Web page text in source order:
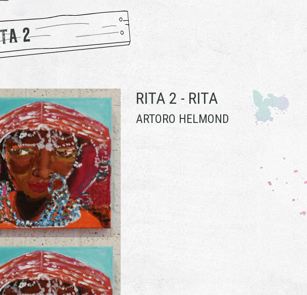
2
RITA 2 -RITA
ARTORO HELMOND